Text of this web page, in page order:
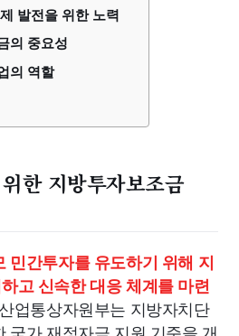
발전을 위한 노력
의 중요성
의 역할
한 지방투자보조금
민간투자를 유도하기 위해 지
고 신속한 대응 체계를 마련
업통상자원부는 지방자치단